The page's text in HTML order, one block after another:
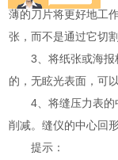
薄的刀片将更好地工
张，而不是通过它切割
3、将纸张或海报
的，无眩光表面，可
4、将缝压力表的
削减。缝仪的中心回
提示：